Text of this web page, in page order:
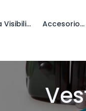
Alta Visibilidad Accesorios de Vestuario